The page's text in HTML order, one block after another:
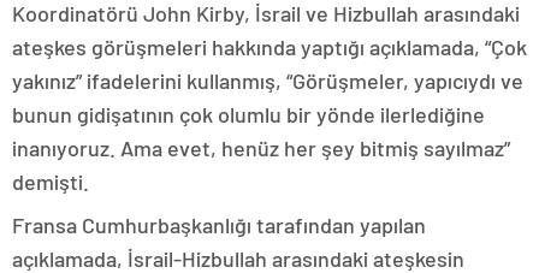
Koordinatörü John Kirby, İsrail ve Hizbullah arasındaki
ateşkes görüşmeleri hakkında yaptığı açıklamada, “Çok
yakınız” ifadelerini kullanmış, “Görüşmeler, yapıcıydı ve
bunun gidişatının çok olumlu bir yönde ilerlediğine
inanıyoruz. Ama evet, henüz her şey bitmiş sayılmaz”
demişti.
Fransa Cumhurbaşkanlığı tarafından yapılan
açıklamada, İsrail-Hizbullah arasındaki ateşkesin